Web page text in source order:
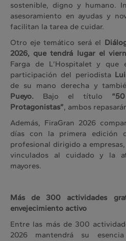
sostenible, digno y humano.
asesoramiento en ayudas y
facilitan la tarea de cuidar.
Otro eje temático será el
2026, que tendrá lugar el
Farga de L’Hospitalet y
participación del periodista
de su mano derecha y
Pueyo. Bajo el título
Protagonistas”, ambos
Además, FiraGran 2026
días con la primera edición
profesional dirigido a
vinculados al cuidado y la
mayores.
Más de 300 actividades
envejecimiento activo
Entre las más de 300
2026 mantendrá su